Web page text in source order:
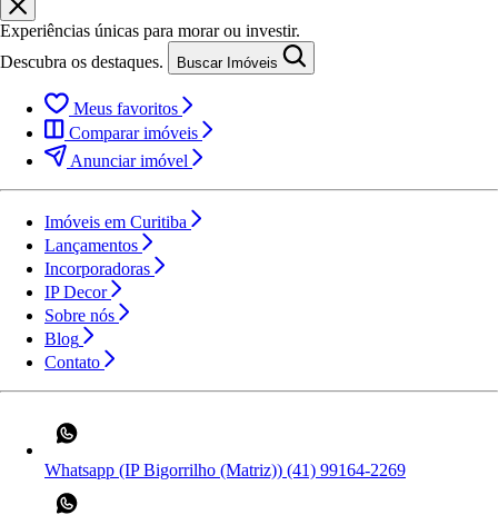
Experiências únicas para morar ou investir.
Descubra os destaques.
Buscar Imóveis
Meus favoritos
Comparar imóveis
Anunciar imóvel
Imóveis em Curitiba
Lançamentos
Incorporadoras
IP Decor
Sobre nós
Blog
Contato
Whatsapp (IP Bigorrilho (Matriz)) (41) 99164-2269